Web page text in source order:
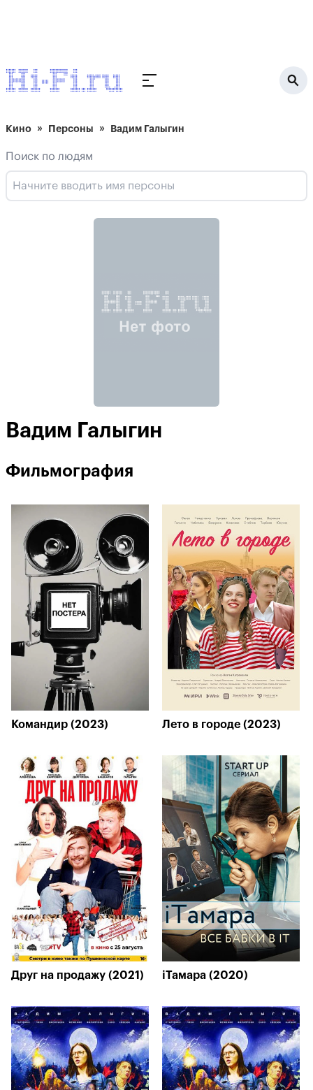
Кино Персоны Вадим Галыгин
Поиск по людям
Вадим Галыгин
Фильмография
Командир (2023) Лето в городе (2023)
Друг на продажу (2021) iТамара (2020)